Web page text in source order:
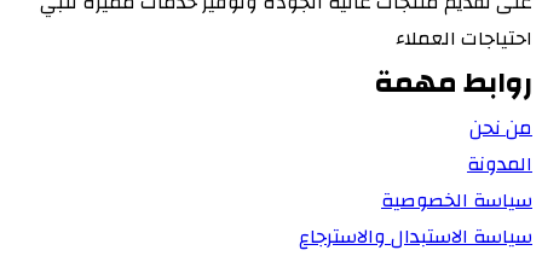
احتياجات العملاء
روابط مهمة
من نحن
المدونة
سياسة الخصوصية
سياسة الاستبدال والاسترجاع